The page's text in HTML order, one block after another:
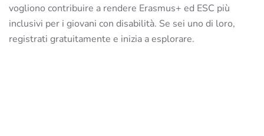
vogliono contribuire a rendere Erasmus+ ed ESC più
inclusivi per i giovani con disabilità. Se sei uno di loro,
registrati gratuitamente e inizia a esplorare.